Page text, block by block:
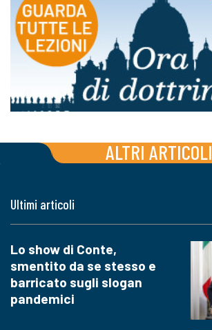
ALTRI ARTICOLI
Ultimi articoli
Lo show di Conte,
smentito da se stesso e
barricato sugli slogan
pandemici